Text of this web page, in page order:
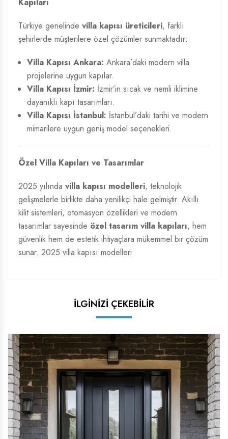
Türkiye genelinde villa kapısı üreticileri, farklı
şehirlerde müşterilere özel çözümler sunmaktadır:
Villa Kapısı Ankara: Ankara’daki modern villa
projelerine uygun kapılar.
Villa Kapısı İzmir: İzmir’in sıcak ve nemli iklimine
dayanıklı kapı tasarımları.
Villa Kapısı İstanbul: İstanbul’daki tarihi ve modern
mimarilere uygun geniş model seçenekleri.
Özel Villa Kapıları ve Tasarımlar
2025 yılında villa kapısı modelleri, teknolojik
gelişmelerle birlikte daha yenilikçi hale gelmiştir. Akıllı
kilit sistemleri, otomasyon özellikleri ve modern
tasarımlar sayesinde özel tasarım villa kapıları, hem
güvenlik hem de estetik ihtiyaçlara mükemmel bir çözüm
sunar. 2025 villa kapısı modelleri
İLGİNİZİ ÇEKEBİLİR